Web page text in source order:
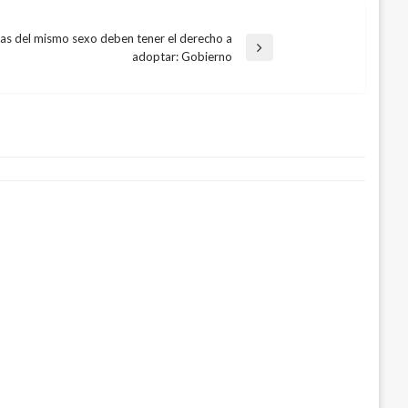
del mismo sexo deben tener el derecho a
adoptar: Gobierno